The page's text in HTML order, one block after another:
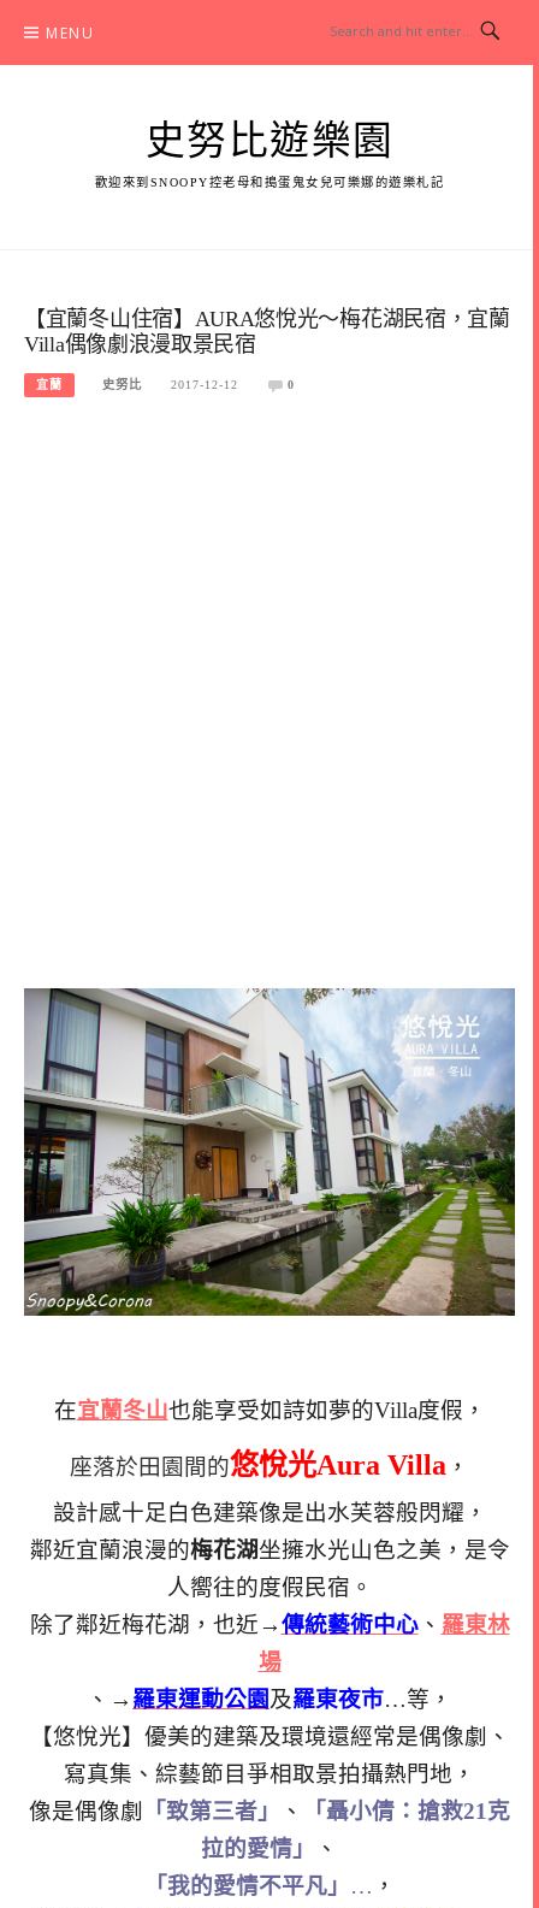
content
MENU
史努比遊樂園
歡迎來到SNOOPY控老母和搗蛋鬼女兒可樂娜的遊樂札記
【宜蘭冬山住宿】AURA悠悅光～梅花湖民宿，宜蘭
Villa偶像劇浪漫取景民宿
宜蘭 史努比 2017-12-12 0
在宜蘭冬山也能享受如詩如夢的Villa度假，
座落於田園間的悠悅光Aura Villa ，
設計感十足白色建築像是出水芙蓉般閃耀，
鄰近宜蘭浪漫的梅花湖坐擁水光山色之美，是令
人嚮往的度假民宿。
除了鄰近梅花湖，也近→傳統藝術中心、 羅東林
場
、→ 羅東運動公園及羅東夜市…等，
【悠悅光】優美的建築及環境還經常是偶像劇、
寫真集、綜藝節目爭相取景拍攝熱門地，
像是偶像劇
「致第三者」 、
「聶小倩：搶救21克
拉的愛情」
、
「我的愛情不平凡」
… ，